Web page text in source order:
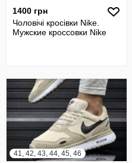
1400 грн
Чоловічі кросівки Nike.
Мужские кроссовки Nike
41, 42, 43, 44, 45, 46